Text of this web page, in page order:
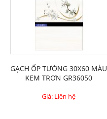
GẠCH ỐP TƯỜNG 30X60 MÀU
KEM TRƠN GR36050
Giá: Liên hệ